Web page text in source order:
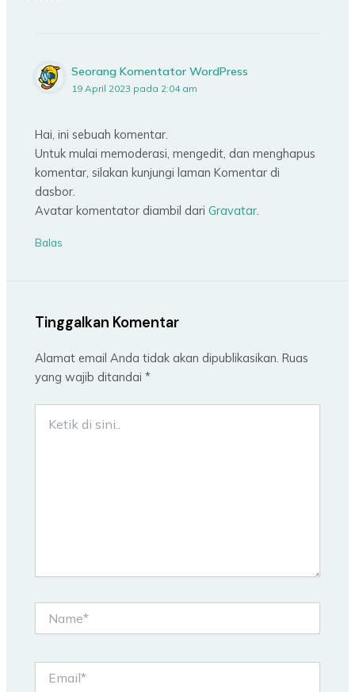
Seorang Komentator WordPress
19 April 2023 pada 2:04 am
Hai, ini sebuah komentar.
Untuk mulai memoderasi, mengedit, dan menghapus
komentar, silakan kunjungi laman Komentar di
dasbor.
Avatar komentator diambil dariGravatar
Balas
Tinggalkan Komentar
Alamat email Anda tidak akan dipublikasikan. Ruas
yang wajib ditandai*